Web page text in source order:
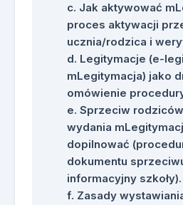
Jak aktywować
proces aktywacji
ucznia/rodzica i
Legitymacje (e-
mLegitymacja) jako
omówienie
Sprzeciw
wydania
dopilnować
dokumentu
informacyjny szkoły).
Zasady